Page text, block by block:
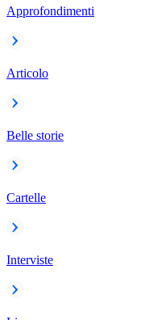
Approfondimenti
Articolo
Belle storie
Cartelle
Interviste